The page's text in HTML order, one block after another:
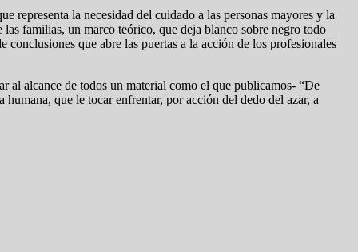
representa la necesidad del cuidado a las personas mayores y la
familias, un marco teórico, que deja blanco sobre negro todo
que abre las puertas a la acción de los profesionales
al alcance de todos un material como el que publicamos- “De
que le tocar enfrentar, por acción del dedo del azar, a